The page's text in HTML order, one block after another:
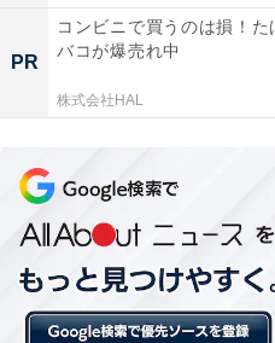
PR
コンビニで買うのは損！
バコが爆売れ中
株式会社HAL